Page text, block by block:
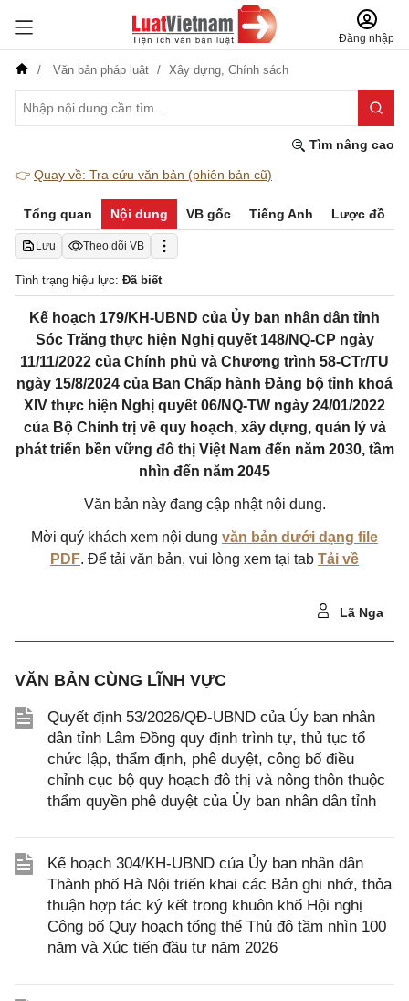
Đăng nhập
Văn bản pháp luật Xây dựng, Chính sách
Tìm nâng cao
👉 Quay về: Tra cứu văn bản (phiên bản cũ)
Tổng quan Nội dung VB gốc Tiếng Anh Lược đồ
Lưu Theo dõi VB
Tình trạng hiệu lực: Đã biết
Kế hoạch 179/KH-UBND của Ủy ban nhân dân tỉnh
Sóc Trăng thực hiện Nghị quyết 148/NQ-CP ngày
11/11/2022 của Chính phủ và Chương trình 58-CTr/TU
ngày 15/8/2024 của Ban Chấp hành Đảng bộ tỉnh khoá
XIV thực hiện Nghị quyết 06/NQ-TW ngày 24/01/2022
của Bộ Chính trị về quy hoạch, xây dựng, quản lý và
phát triển bền vững đô thị Việt Nam đến năm 2030, tầm
nhìn đến năm 2045
Văn bản này đang cập nhật nội dung.
Mời quý khách xem nội dung văn bản dưới dạng file
PDF. Để tải văn bản, vui lòng xem tại tab Tải về
Lã Nga
VĂN BẢN CÙNG LĨNH VỰC
Quyết định 53/2026/QĐ-UBND của Ủy ban nhân
dân tỉnh Lâm Đồng quy định trình tự, thủ tục tổ
chức lập, thẩm định, phê duyệt, công bố điều
chỉnh cục bộ quy hoạch đô thị và nông thôn thuộc
thẩm quyền phê duyệt của Ủy ban nhân dân tỉnh
Kế hoạch 304/KH-UBND của Ủy ban nhân dân
Thành phố Hà Nội triển khai các Bản ghi nhớ, thỏa
thuận hợp tác ký kết trong khuôn khổ Hội nghị
Công bố Quy hoạch tổng thể Thủ đô tầm nhìn 100
năm và Xúc tiến đầu tư năm 2026